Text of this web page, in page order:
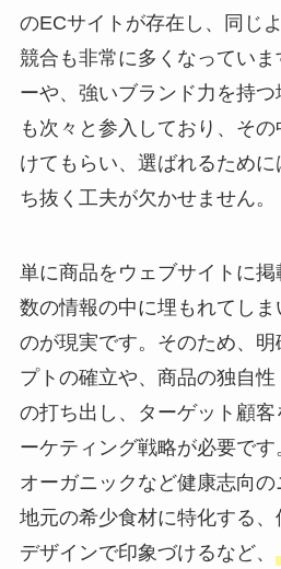
のECサイトが存在し、同じ
競合も非常に多くなってい
ーや、強いブランド力を持
も次々と参入しており、そ
けてもらい、選ばれるため
ち抜く工夫が欠かせません。
単に商品をウェブサイトに
数の情報の中に埋もれてし
のが現実です。そのため、
プトの確立や、商品の独自性
の打ち出し、ターゲット顧
ーケティング戦略が必要で
オーガニックなど健康志向の
地元の希少食材に特化する
デザインで印象づけるなど、